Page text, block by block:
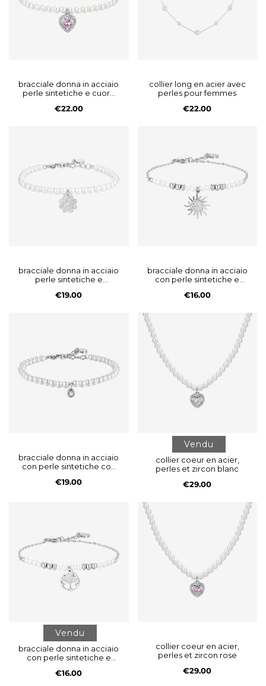
bracciale donna in acciaio
perle sintetiche e cuore
€22.00
collier long en acier avec
perles pour femmes
€22.00
bracciale donna in acciaio
perle sintetiche e
€19.00
bracciale donna in acciaio
con perle sintetiche e
€16.00
bracciale donna in acciaio
con perle sintetiche con
€19.00
Vendu
collier coeur en acier,
perles et zircon blanc
€29.00
Vendu
bracciale donna in acciaio
con perle sintetiche e
€16.00
collier coeur en acier,
perles et zircon rose
€29.00